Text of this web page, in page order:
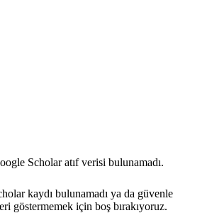
Scholar atıf verisi bulunamadı.
kaydı bulunamadı ya da güvenle
göstermemek için boş bırakıyoruz.